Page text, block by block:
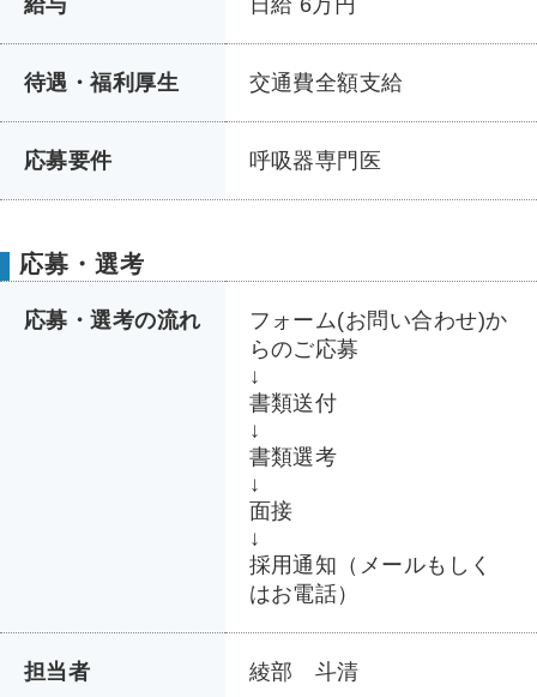
待遇・福利厚生 交通費全額支給
応募要件 呼吸器専門医
応募・選考
応募・選考の流れ
フォーム(お問い合わせ)か
らのご応募
↓
書類送付
↓
書類選考
↓
面接
↓
採用通知（メールもしく
はお電話）
担当者 綾部 斗清